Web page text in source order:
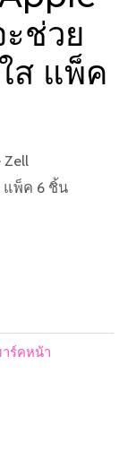
ช่วย
ส แพ็ค
Zell
แพ็ค 6 ชิ้น
าร์คหน้า